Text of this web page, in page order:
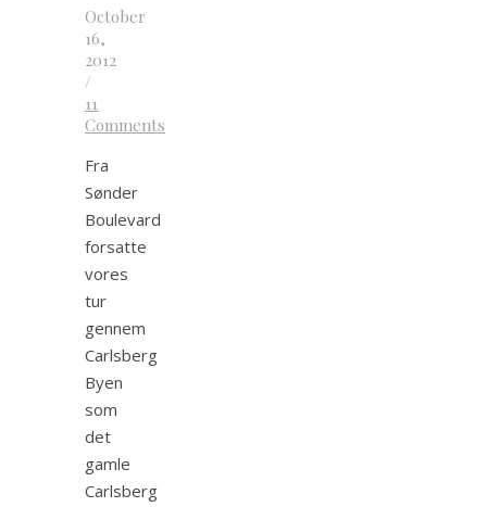
October
16,
2012
/
11
Comments
Fra
Sønder
Boulevard
forsatte
vores
tur
gennem
Carlsberg
Byen
som
det
gamle
Carlsberg